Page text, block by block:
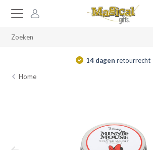
14 dagen retourrecht
Home